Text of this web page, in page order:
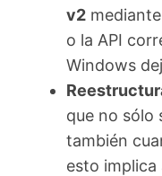
v2
o la API
Windows
que no sólo
también
esto implica